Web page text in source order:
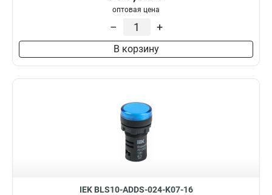
оптовая цена
– +
В корзину
IEK BLS10-ADDS-024-K07-16